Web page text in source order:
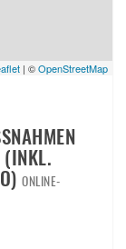
| ©OpenStreetMap
B
K
ONLINE-